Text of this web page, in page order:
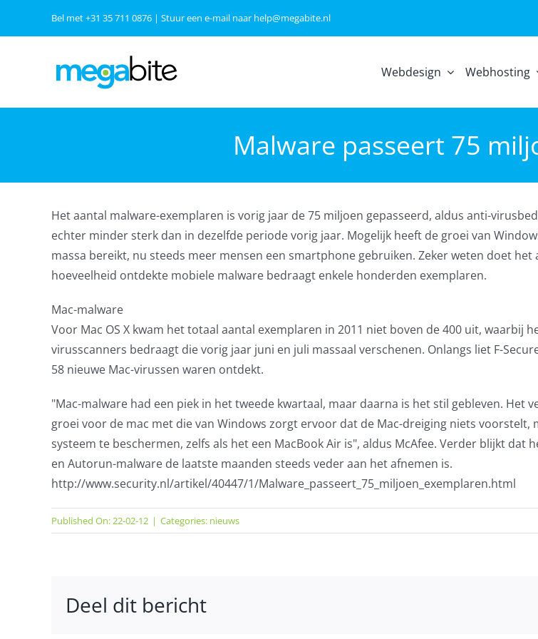
Bel met+31 35 711 0876| Stuur een e-mail naar help@megabite.nl
Webdesign Webhosting
Malware passeert 75
Het aantal malware-exemplaren is vorig jaar de 75 miljoen gepasseerd, aldus anti-
echter minder sterk dan in dezelfde periode vorig jaar. Mogelijk heeft de groei van
massa bereikt, nu steeds meer mensen een smartphone gebruiken. Zeker weten doet
hoeveelheid ontdekte mobiele malware bedraagt enkele honderden exemplaren.
Mac-malware
Voor Mac OS X kwam het totaal aantal exemplaren in 2011 niet boven de 400 uit, waarbij
virusscanners bedraagt die vorig jaar juni en juli massaal verschenen. Onlangs liet F-
58 nieuwe Mac-virussen waren ontdekt.
"Mac-malware had een piek in het tweede kwartaal, maar daarna is het stil gebleven. Het
groei voor de mac met die van Windows zorgt ervoor dat de Mac-dreiging niets voorstelt,
systeem te beschermen, zelfs als het een MacBook Air is", aldus McAfee. Verder blijkt dat
en Autorun-malware de laatste maanden steeds veder aan het afnemen is.
http://www.security.nl/artikel/40447/1/Malware_passeert_75_miljoen_exemplaren.html
Published On: 22-02-12 | Categories: nieuws
Deel dit bericht